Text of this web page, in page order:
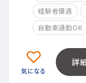
経験者優遇
自動車通勤OK
詳